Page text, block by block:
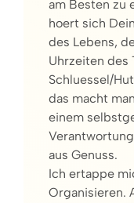
am Besten zu
hoert sich
des Lebens,
Uhrzeiten des
Schluessel/
das macht
einem
aus Genuss.
Ich ertappe
Organisieren.